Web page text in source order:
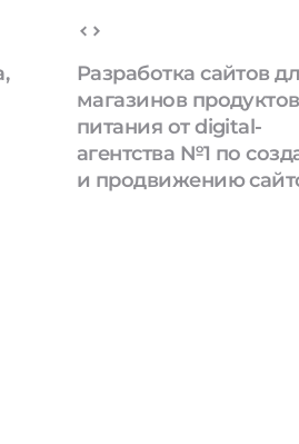
Разработка сайтов
магазинов продуктов
питания от digital-
агентства №1 по
и продвижению